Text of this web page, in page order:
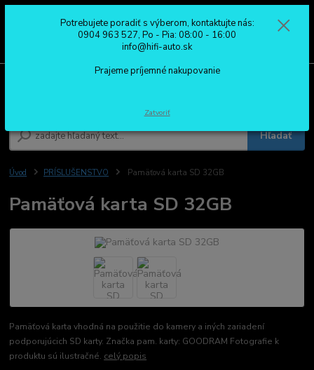
Hľadať
0904 963 527
Po - Pia: 08:00 - 16:00
Úvod PRÍSLUŠENSTVO Pamäťová karta SD 32GB
Pamäťová karta SD 32GB
Pamäťová karta vhodná na použitie do kamery a iných zariadení
podporujúcich SD karty. Značka pam. karty: GOODRAM Fotografie k
produktu sú ilustračné. celý popis
Potrebujete poradiť s výberom, kontaktujte nás:
0904 963 527, Po - Pia: 08:00 - 16:00
info@hifi-auto.sk
Prajeme príjemné nakupovanie
Zatvoriť